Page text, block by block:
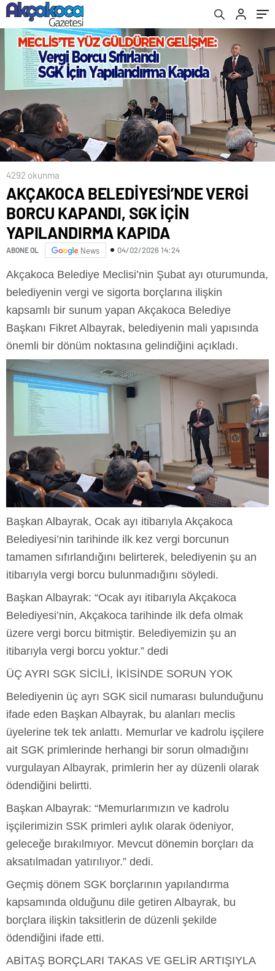
4292 okunma
AKÇAKOCA BELEDİYESİ’NDE VERGİ
BORCU KAPANDI, SGK İÇİN
YAPILANDIRMA KAPIDA
ABONE OL News 04/02/2026 14:24
Akçakoca Belediye Meclisi’nin Şubat ayı oturumunda,
belediyenin vergi ve sigorta borçlarına ilişkin
kapsamlı bir sunum yapan Akçakoca Belediye
Başkanı Fikret Albayrak, belediyenin mali yapısında
önemli bir dönüm noktasına gelindiğini açıkladı.
Başkan Albayrak, Ocak ayı itibarıyla Akçakoca
Belediyesi’nin tarihinde ilk kez vergi borcunun
tamamen sıfırlandığını belirterek, belediyenin şu an
itibarıyla vergi borcu bulunmadığını söyledi.
Başkan Albayrak: “Ocak ayı itibarıyla Akçakoca
Belediyesi’nin, Akçakoca tarihinde ilk defa olmak
üzere vergi borcu bitmiştir. Belediyemizin şu an
itibarıyla vergi borcu yoktur.” dedi
ÜÇ AYRI SGK SİCİLİ, İKİSİNDE SORUN YOK
Belediyenin üç ayrı SGK sicil numarası bulunduğunu
ifade eden Başkan Albayrak, bu alanları meclis
üyelerine tek tek anlattı. Memurlar ve kadrolu işçilere
ait SGK primlerinde herhangi bir sorun olmadığını
vurgulayan Albayrak, primlerin her ay düzenli olarak
ödendiğini belirtti.
Başkan Albayrak: “Memurlarımızın ve kadrolu
işçilerimizin SSK primleri aylık olarak ödeniyor,
geleceğe bırakılmıyor. Mevcut dönemin borçları da
aksatılmadan yatırılıyor.” dedi.
Geçmiş dönem SGK borçlarının yapılandırma
kapsamında olduğunu dile getiren Albayrak, bu
borçlara ilişkin taksitlerin de düzenli şekilde
ödendiğini ifade etti.
ABİTAŞ BORÇLARI TAKAS VE GELİR ARTIŞIYLA
CADDESİ” OY BİRLİĞİYLE KABUL EDİLDİ